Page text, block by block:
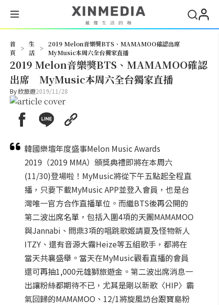
首
頁
>
生
活
>
2019 Melon音樂獎BTS、MAMAMOO確認出席
MyMusic本周六全台獨家直播
2019 Melon音樂獎BTS、MAMAMOO確認
出席 MyMusic本周六全台獨家直播
By欣旅遊2019/11/28
韓國樂壇年度盛事Melon Music Awards
2019（2019 MMA）頒獎典禮即將在本周六
(11/30)登場啦！MyMusic將從下午五點起全程直
播，只要下載MyMusic APP並登入會員，也是台
灣唯一官方合作直播單位。而繼BTS後再公開的
第二波出席名單，包括入圍4項的天團MAMAMOO
與Jannabi、問鼎3項的唱跳歌姬請夏及怪物新人
ITZY、還有音源大霧Heize等五組歌手，都將在
當天共襄盛舉。當天在MyMusic觀看直播的會員
還可再抽1,000元雄獅旅遊金。第二波出席消息一
出讓粉絲都期待不已，尤其是剛以新歌〈HIP〉霸
氣回歸的MAMAMOO、12/1將旋風訪台跟寶島粉